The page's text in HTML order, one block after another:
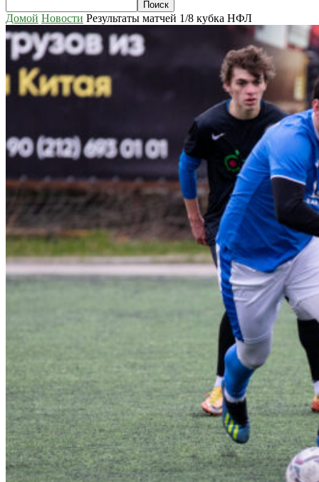
Домой Новости Результаты матчей 1/8 кубка НФЛ